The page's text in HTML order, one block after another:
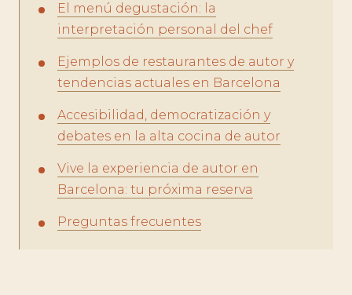
El menú degustación: la
interpretación personal del chef
Ejemplos de restaurantes de autor y
tendencias actuales en Barcelona
Accesibilidad, democratización y
debates en la alta cocina de autor
Vive la experiencia de autor en
Barcelona: tu próxima reserva
Preguntas frecuentes